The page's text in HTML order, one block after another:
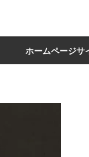
ホームページサ